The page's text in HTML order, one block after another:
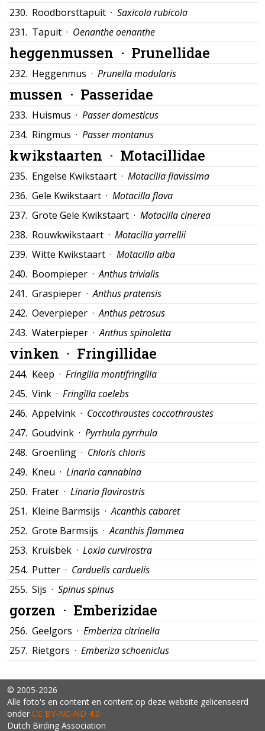
230. Roodborsttapuit · Saxicola rubicola
231. Tapuit · Oenanthe oenanthe
heggenmussen · Prunellidae
232. Heggenmus · Prunella modularis
mussen · Passeridae
233. Huismus · Passer domesticus
234. Ringmus · Passer montanus
kwikstaarten · Motacillidae
235. Engelse Kwikstaart · Motacilla flavissima
236. Gele Kwikstaart · Motacilla flava
237. Grote Gele Kwikstaart · Motacilla cinerea
238. Rouwkwikstaart · Motacilla yarrellii
239. Witte Kwikstaart · Motacilla alba
240. Boompieper ·Anthus trivialis
241. Graspieper ·Anthus pratensis
242. Oeverpieper ·Anthus petrosus
243. Waterpieper ·Anthus spinoletta
vinken · Fringillidae
244. Keep · Fringilla montifringilla
245. Vink · Fringilla coelebs
246. Appelvink · Coccothraustes coccothraustes
247. Goudvink · Pyrrhula pyrrhula
248. Groenling · Chloris chloris
249. Kneu · Linaria cannabina
250. Frater · Linaria flavirostris
251. Kleine Barmsijs ·Acanthis cabaret
252. Grote Barmsijs ·Acanthis flammea
253. Kruisbek · Loxia curvirostra
254. Putter · Carduelis carduelis
255. Sijs · Spinus spinus
gorzen · Emberizidae
256. Geelgors · Emberiza citrinella
257. Rietgors · Emberiza schoeniclus
© 2005-2026
Alle foto's en content en content op deze website gelicenseerd
onder CC BY‑NC‑ND 4.0
Dutch Birding Association